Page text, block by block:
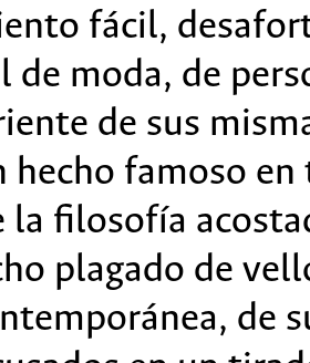
fácil,
de moda, de
de sus
hecho famoso
la filosofía
plagado de
de